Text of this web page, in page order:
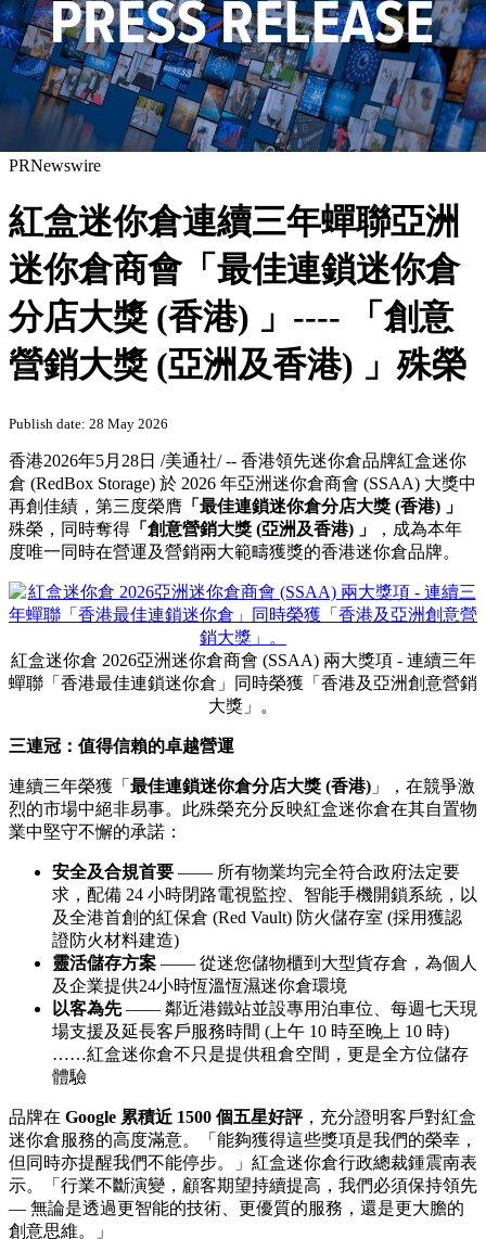
PRNewswire
紅盒迷你倉連續三年蟬聯亞洲
迷你倉商會「最佳連鎖迷你倉
分店大獎 (香港) 」---- 「創意
營銷大獎 (亞洲及香港) 」殊榮
Publish date: 28 May 2026
香港2026年5月28日 /美通社/ -- 香港領先迷你倉品牌紅盒迷你
倉 (RedBox Storage) 於 2026 年亞洲迷你倉商會 (SSAA) 大獎中
再創佳績，第三度榮膺 「最佳連鎖迷你倉分店大獎 (香港) 」
殊榮，同時奪得 「創意營銷大獎 (亞洲及香港) 」
，成為本年
度唯一同時在營運及營銷兩大範疇獲獎的香港迷你倉品牌。
紅盒迷你倉 2026亞洲迷你倉商會 (SSAA) 兩大獎項 - 連續三年
蟬聯「香港最佳連鎖迷你倉」同時榮獲「香港及亞洲創意營銷
大獎」。
三連冠 ：值得信賴的卓越營運
連續三年榮獲「 最佳連鎖迷你倉分店大獎 (香港) 」，在競爭激
烈的市場中絕非易事。此殊榮充分反映紅盒迷你倉在其自置物
業中堅守不懈的承諾：
安全及合規首要 —— 所有物業均完全符合政府法定要
求，配備 24 小時閉路電視監控、智能手機開鎖系統，以
及全港首創的紅保倉 (Red Vault) 防火儲存室 (採用獲認
證防火材料建造)
靈活儲存方案 —— 從迷您儲物櫃到大型貨存倉，為個人
及企業提供24小時恆溫恆濕迷你倉環境
以客為先—— 鄰近港鐵站並設專用泊車位、每週七天現
場支援及延長客戶服務時間 (上午 10 時至晚上 10 時)
……紅盒迷你倉不只是提供租倉空間，更是全方位儲存
體驗
品牌在 Google 累積近 1500 個五星好評，充分證明客戶對紅盒
迷你倉服務的高度滿意。「能夠獲得這些獎項是我們的榮幸，
但同時亦提醒我們不能停步。」紅盒迷你倉行政總裁鍾震南表
示。「行業不斷演變，顧客期望持續提高，我們必須保持領先
— 無論是透過更智能的技術、更優質的服務，還是更大膽的
創意思維。」